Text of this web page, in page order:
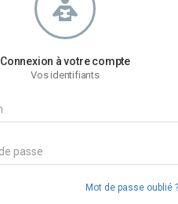
Connexion à votre compte
Vos identifiants
Mot de passe oublié ?